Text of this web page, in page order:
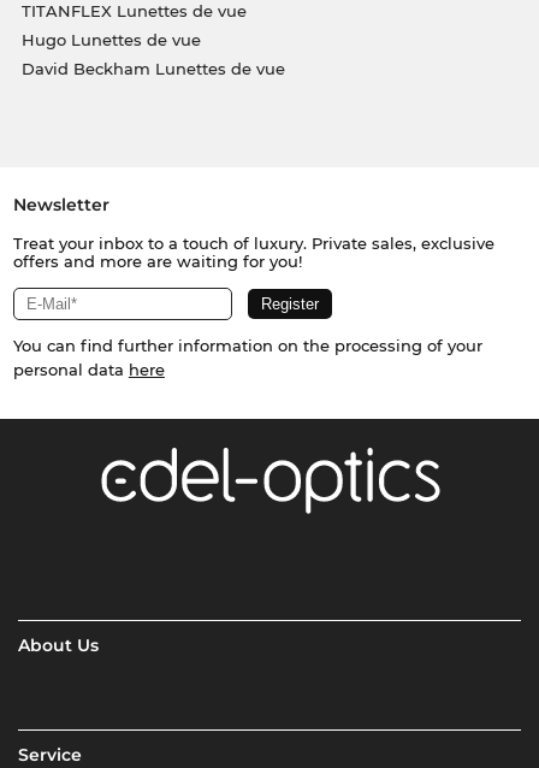
TITANFLEX Lunettes de vue
Hugo Lunettes de vue
David Beckham Lunettes de vue
Newsletter
Treat your inbox to a touch of luxury. Private sales, exclusive
offers and more are waiting for you!
You can find further information on the processing of your
personal data here
About Us
Service